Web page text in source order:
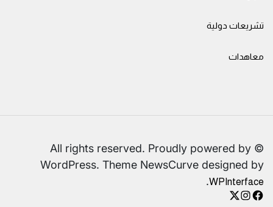
تشريعات دولية
معاهدات
© All rights reserved. Proudly powered by
WordPress. Theme NewsCurve designed by
WPInterface
.
facebook
instagram
X